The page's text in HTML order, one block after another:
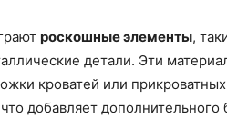
роскошные элементы,
детали. Эти
кроватей или
добавляет